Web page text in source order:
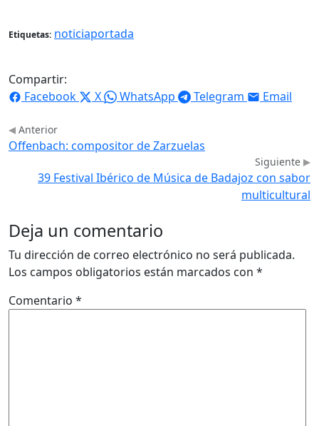
Etiquetas: noticiaportada
Compartir:
Facebook
X WhatsApp Telegram Email
Anterior
Offenbach: compositor de Zarzuelas
Siguiente
39 Festival Ibérico de Música de Badajoz con sabor
multicultural
Deja un comentario
Tu dirección de correo electrónico no será publicada.
Los campos obligatorios están marcados con *
Comentario *